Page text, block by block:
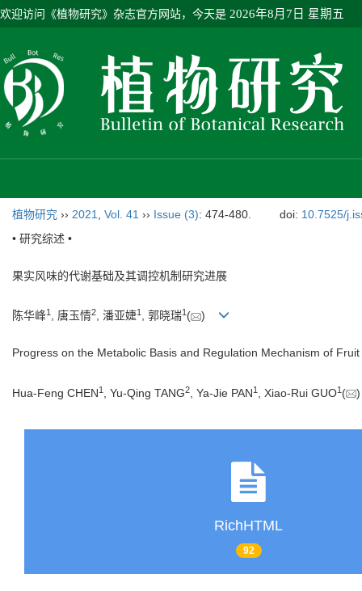
欢迎访问《植物研究》杂志官方网站，今天是 2026年8月7日 星期五
植物研究 ›› 2021 Vol. 41 ›› Issue (3): 474-480. doi: 10.7525/
• 研究综述 •
果实风味的代谢基础及其调控机制研究进展
陈华峰1 , 唐玉情2, 潘亚婕1 , 郭晓瑞1 ( )
Progress on the Metabolic Basis and Regulation Mechanism of
Hua-Feng CHEN1 , Yu-Qing TANG2 , Ya-Jie PAN1 , Xiao-Rui GUO1 (
RichHTML
92